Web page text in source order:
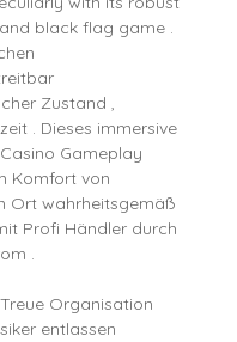
black flag game .
Zustand ,
. Dieses immersive
Gameplay
Komfort von
Ort wahrheitsgemäß
Profi Händler durch
.
Organisation
entlassen